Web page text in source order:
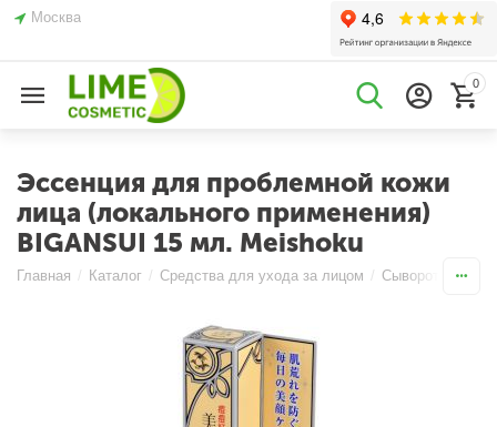
Москва
0
Эссенция для проблемной кожи
лица (локального применения)
BIGANSUI 15 мл. Meishoku
Главная / Каталог / Средства для ухода за лицом / Сыворотки и